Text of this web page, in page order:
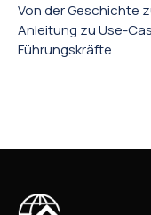
Von der Geschichte
Anleitung zu Use-
Führungskräfte